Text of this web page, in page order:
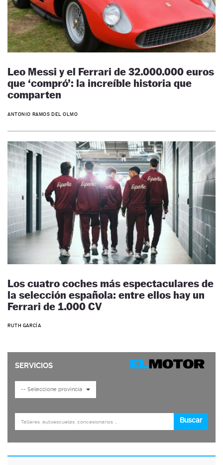
Leo Messi y el Ferrari de 32.000.000 euros
que ‘compró’: la increíble historia que
comparten
ANTONIO RAMOS DEL OLMO
Los cuatro coches más espectaculares de
la selección española: entre ellos hay un
Ferrari de 1.000 CV
RUTH GARCÍA